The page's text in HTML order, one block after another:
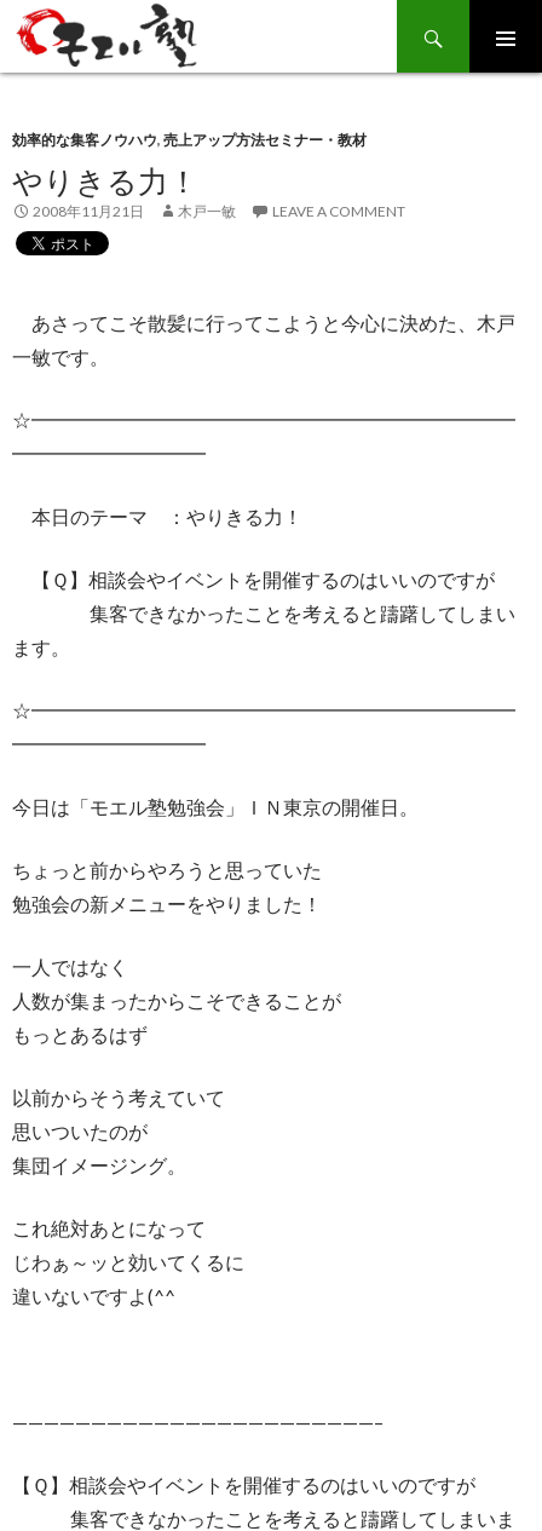
Search
SKIP
TO
効率的な集客ノウハウ, 売上アップ方法セミナー・教材
やりきる力！
2008年11月21日 木戸一敏 LEAVE A COMMENT
あさってこそ散髪に行ってこようと今心に決めた、木戸
一敏です。
☆━━━━━━━━━━━━━━━━━━━━━━━━━
━━━━━━━━━━
本日のテーマ ：やりきる力！
【Ｑ】相談会やイベントを開催するのはいいのですが
集客できなかったことを考えると躊躇してしまい
ます。
☆━━━━━━━━━━━━━━━━━━━━━━━━━
━━━━━━━━━━
今日は「モエル塾勉強会」ＩＮ東京の開催日。
ちょっと前からやろうと思っていた
勉強会の新メニューをやりました！
一人ではなく
人数が集まったからこそできることが
もっとあるはず
以前からそう考えていて
思いついたのが
集団イメージング。
これ絶対あとになって
じわぁ～ッと効いてくるに
違いないですよ(^^
———————————————————————–
【Ｑ】相談会やイベントを開催するのはいいのですが
集客できなかったことを考えると躊躇してしまいま